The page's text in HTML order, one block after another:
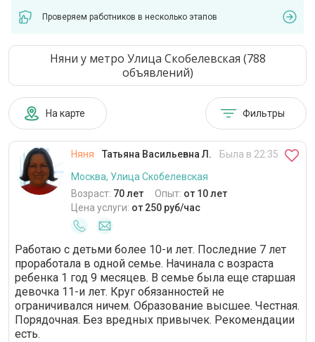
Проверяем работников в несколько этапов
Няни у метро Улица Скобелевская (788
объявлений)
На карте Фильтры
Няня Татьяна Васильевна Л.
Была в 22:35
Москва, Улица Скобелевская
Возраст: 70 лет Опыт: от 10 лет
Цена услуги: от 250 руб/час
Работаю с детьми более 10-и лет. Последние 7 лет
проработала в одной семье. Начинала с возраста
ребенка 1 год 9 месяцев. В семье была еще старшая
девочка 11-и лет. Круг обязанностей не
ограничивался ничем. Образование высшее. Честная.
Порядочная. Без вредных привычек. Рекомендации
есть.